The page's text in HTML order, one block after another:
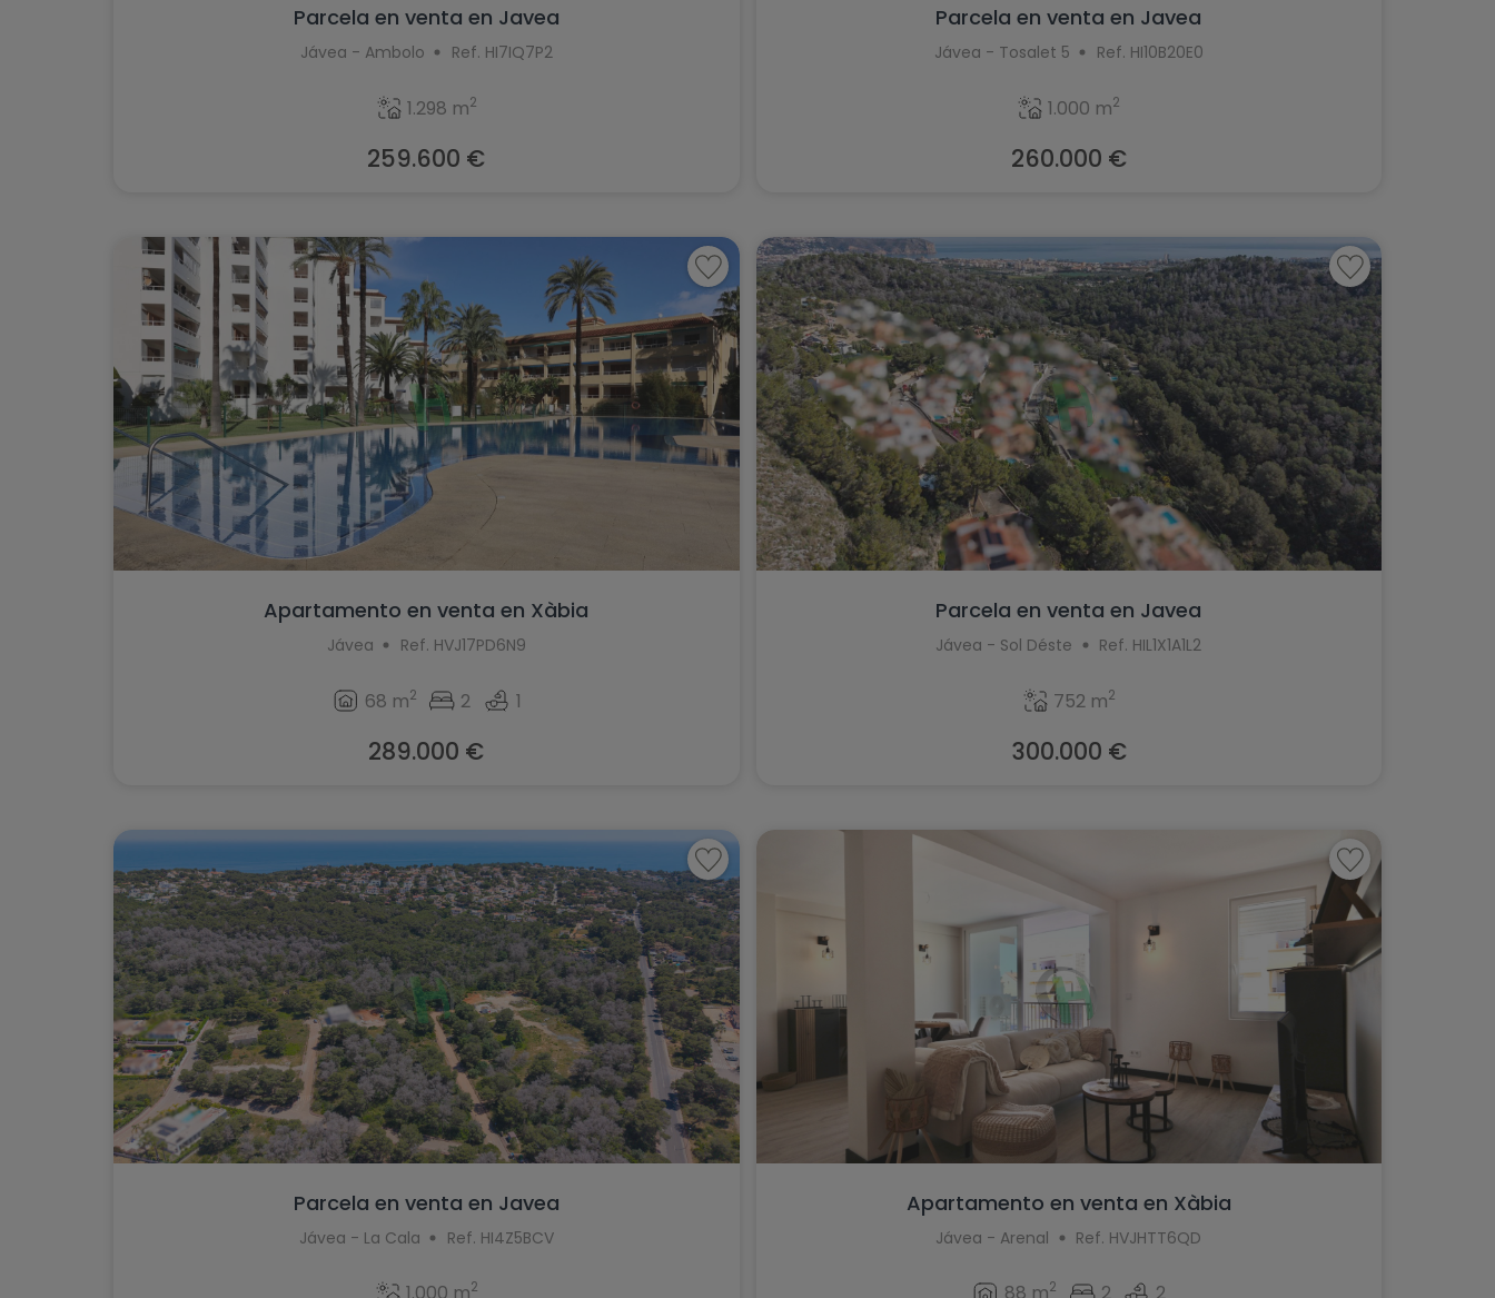
Sax
Teulada
Tormos
Torrevieja
Villajoyosa
Parcela en venta en Javea
Jávea - Ambolo Ref. HI7IQ7P2
1.298 m2
259.600 €
Parcela en venta en Javea
Jávea - Tosalet 5 Ref. HI10B20E0
1.000 m2
260.000 €
Apartamento en venta en Xàbia
Jávea Ref. HVJ17PD6N9
68 m2 2 1
289.000 €
Parcela en venta en Javea
Jávea - Sol Déste Ref. HIL1X1A1L2
752 m2
300.000 €
Parcela en venta en Javea
Jávea - La Cala Ref. HI4Z5BCV
2
Apartamento en venta en Xàbia
Jávea - Arenal Ref. HVJHTT6QD
2